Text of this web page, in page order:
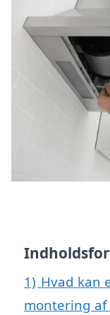
1) Hvad kan
montering